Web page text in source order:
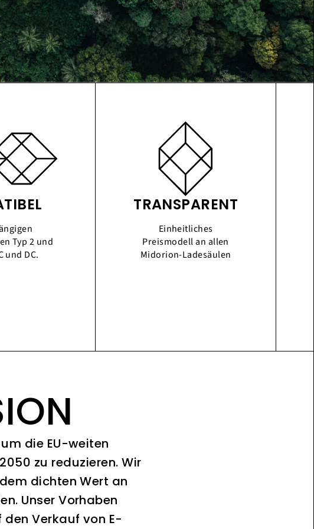
Typ 2 und
und DC.
TRANSPARENT
Einheitliches
Preismodell an allen
Midorion-Ladesäulen
die EU-weiten
zu reduzieren. Wir
dichten Wert an
Unser Vorhaben
Verkauf von E-